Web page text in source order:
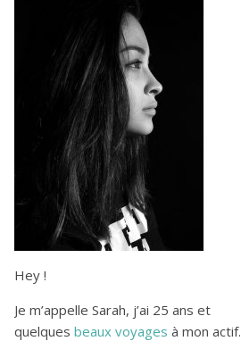
Hey !
Je m’appelle Sarah, j’ai 25 ans et
quelques beaux voyages à mon actif.